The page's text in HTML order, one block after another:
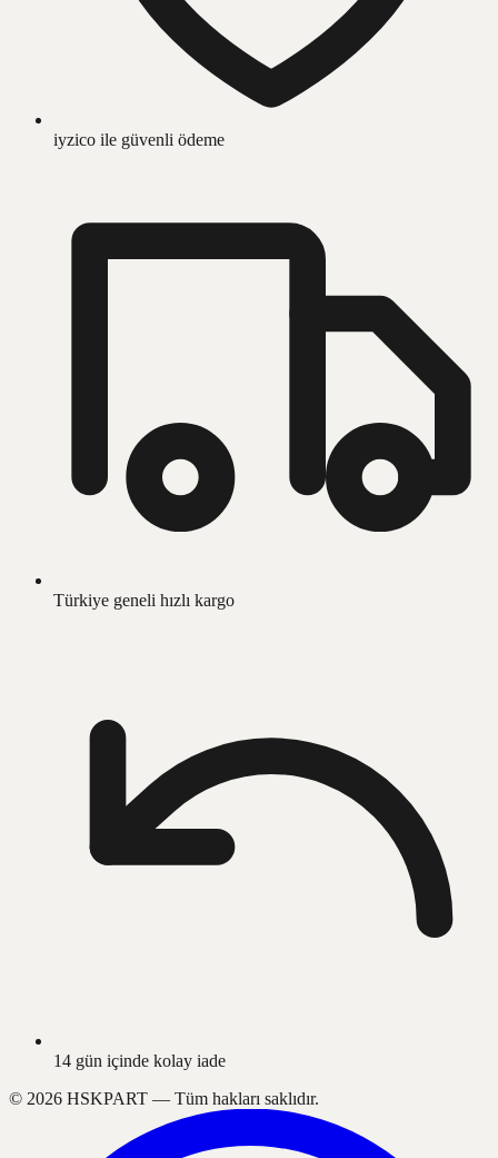
iyzico ile güvenli ödeme
Türkiye geneli hızlı kargo
14 gün içinde kolay iade
© 2026 HSKPART — Tüm hakları saklıdır.